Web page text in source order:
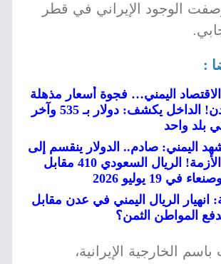
الوجود الإيراني في قطر
:
اليمني… فجوة أسعار مذهلة
بين صنعاء وعدن! الداخل يكشف: دولار بـ 535 وآخر
اليمني: صادم.. الدولار ينقسم إلى
اثنين في هذه الأزمة! الريال السعودي 410 مقابل
انهيار الريال اليمني في عدن مقابل
المواطن الثمن؟
الخارجية الإيرانية،